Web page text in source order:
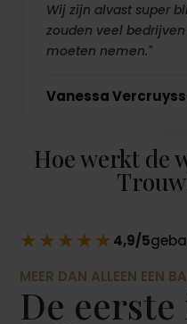
Wij zijn alvast super
zouden veel
moeten nemen."
Vanessa
Hoe werkt de
★★★★★4,9/5
MEER DAN ALLEEN EEN
De